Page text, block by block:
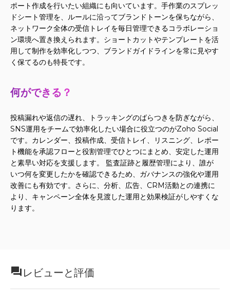
ポート作成を行いたい組織にも向いています。手作業のスプレッ
ドシート管理を、ルールに沿ってブランドトーンを保ちながら、
ネットワーク全体の受信トレイを毎日管理できるコラボレーショ
ン環境へ置き換えられます。ショートカットやテンプレートを活
用して制作を効率化しつつ、ブランドガイドラインを常に見やす
く保てるのも特長です。
何ができる？
投稿漏れや返信の遅れ、トラッキングのばらつきを防ぎながら、
SNS運用をチームで効率化したい場合に役立つのがZoho Social
です。カレンダー、投稿作成、受信トレイ、リスニング、レポー
ト機能を承認フローと役割管理でひとつにまとめ、安定した運用
と素早い対応を支援します。 監査証跡と履歴管理により、誰が
いつ何を変更したかを確認できるため、ガバナンスの強化や運用
改善にも有効です。さらに、分析、広告、CRM活動との連携に
より、キャンペーン全体を見渡した運用と効果検証がしやすくな
ります。
レビューと評価